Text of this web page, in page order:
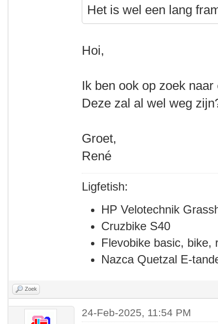
Het is wel een lang
Hoi,
Ik ben ook op zoek
Deze zal al wel weg
Groet,
René
Ligfetish:
HP Velotechnik
Cruzbike S40
Flevobike basic, bike,
Nazca Quetzal E-
Zoek
24-Feb-2025, 11:54 PM